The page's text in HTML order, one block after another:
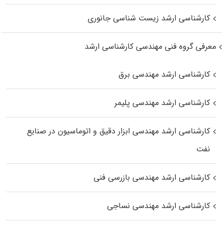
کارشناسی ارشد زیست‌ شناسی جانوری
معرفی گروه فنی مهندسی کارشناسی ارشد
کارشناسی ارشد مهندسی برق
کارشناسی ارشد مهندسی پلیمر
کارشناسی ارشد مهندسی ابزار دقیق و اتوماسیون در صنایع
نفت
کارشناسی ارشد مهندسی بازرسی فنی
کارشناسی ارشد مهندسی نساجی